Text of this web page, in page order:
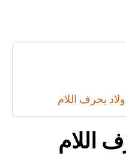
بحرف اللام
اللام